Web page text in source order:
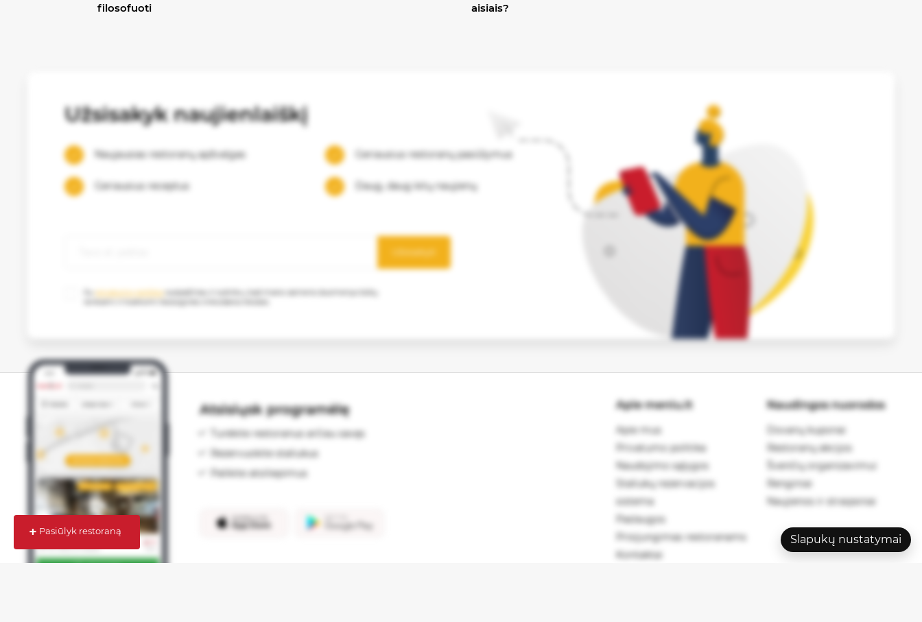
Slapukų nustatymai
+ Pasiūlyk restoraną
filosofuoti
aisiais?
Užsisakyk naujienlaiškį
Naujausias restoranų apžvalgas Geriausius restoranų pasiūlymus
Geriausius receptus Daug, daug kitų naujienų
Užsisakyti
Suprivatumo politikasusipažinau ir sutinku, kad mano asmens duomenys būtų
renkami ir tvarkomi tiesioginės rinkodaros tikslais.
Atsisiųsk programėlę
Turėkite restoranus arčiau savęs
Rezervuokite staliukus
Palikite atsiliepimus
Apie meniu.lt
Apie mus
Privatumo politika
Naudojimo sąlygos
Staliukų rezervacijos
sistema
Paslaugos
Prisijungimas restoranams
Kontaktai
Naudingos nuorodos
Dovanų kuponai
Restoranų akcijos
Švenčių organizavimui
Renginiai
Naujienos ir straipsniai